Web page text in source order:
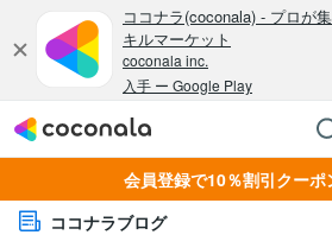
会員登録で10％割引クーポ
ココナラブログ